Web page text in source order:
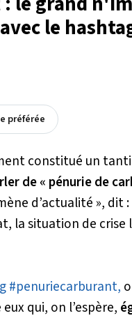
le
préférée
constitué un
de « pénurie de
d’actualité », dit
la situation de crise
#penuriecarburant,
qui, on l’espère,